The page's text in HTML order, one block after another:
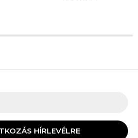
HÍRLEVÉLRE